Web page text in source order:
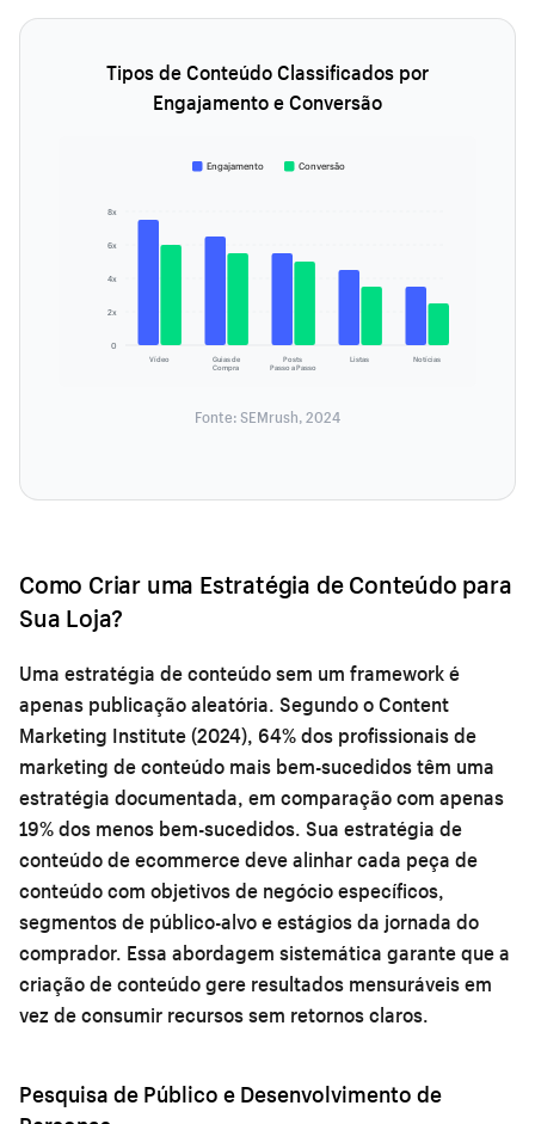
Tipos de Conteúdo Classificados por
Engajamento e Conversão
0
2x
4x
6x
8x
Vídeo Guias de
Compra
Posts
Passo a Passo
Listas Notícias
Engajamento Conversão
Fonte: SEMrush, 2024
Como Criar uma Estratégia de Conteúdo para
Sua Loja?
Uma estratégia de conteúdo sem um framework é
apenas publicação aleatória. Segundo o Content
Marketing Institute (2024), 64% dos profissionais de
marketing de conteúdo mais bem-sucedidos têm uma
estratégia documentada, em comparação com apenas
19% dos menos bem-sucedidos. Sua estratégia de
conteúdo de ecommerce deve alinhar cada peça de
conteúdo com objetivos de negócio específicos,
segmentos de público-alvo e estágios da jornada do
comprador. Essa abordagem sistemática garante que a
criação de conteúdo gere resultados mensuráveis em
vez de consumir recursos sem retornos claros.
Pesquisa de Público e Desenvolvimento de